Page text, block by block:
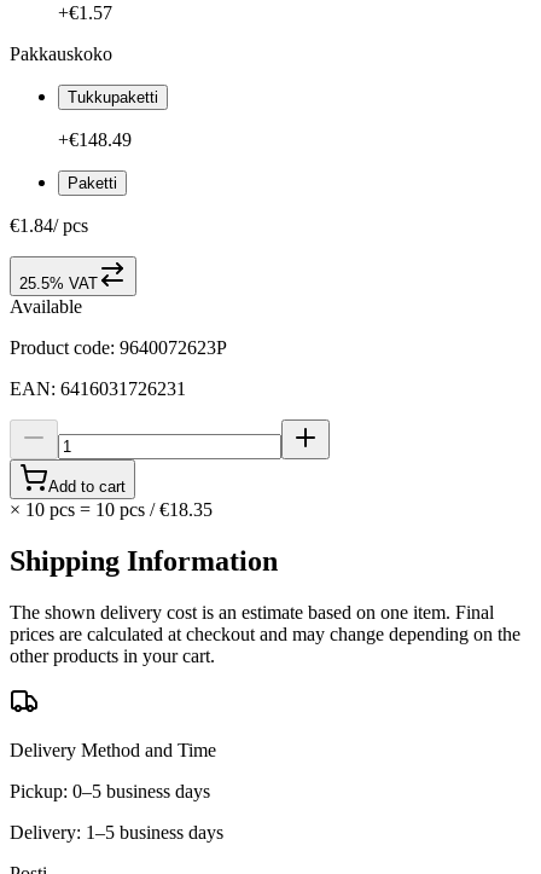
+€1.57
Pakkauskoko
Tukkupaketti
+€148.49
Paketti
€1.84/ pcs
25.5% VAT
Available
Product code: 9640072623P
EAN: 6416031726231
Add to cart
× 10 pcs = 10 pcs / €18.35
Shipping Information
The shown delivery cost is an estimate based on one item. Final
prices are calculated at checkout and may change depending on the
other products in your cart.
Delivery Method and Time
Pickup: 0–5 business days
Delivery: 1–5 business days